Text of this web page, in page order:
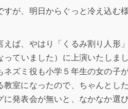
が、明日からぐっと冷え込む
ば、やはり「くるみ割り人形
っていました）に上演いたしま
ネズミ役も小学５年生の女の子
室になったので、ちゃんとし
発表会が無いと、なかなか選び